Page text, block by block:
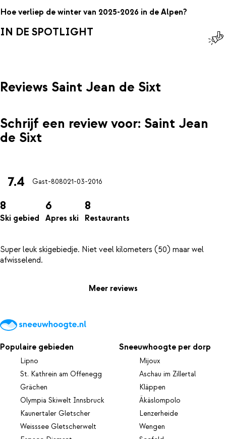
Hoe verliep de winter van 2025-2026 in de Alpen?
IN DE SPOTLIGHT
Reviews Saint Jean de Sixt
Schrijf een review voor: Saint Jean
de Sixt
7.4 Gast-808021-03-2016
8
Ski gebied
6
Apres ski
8
Restaurants
Super leuk skigebiedje. Niet veel kilometers (50) maar wel
Meer reviews
Populaire gebieden
Lipno
St. Kathrein am Offenegg
Grächen
Olympia Skiwelt Innsbruck
Kaunertaler Gletscher
Weisssee Gletscherwelt
Sneeuwhoogte per dorp
Mijoux
Aschau im Zillertal
Kläppen
Äkäslompolo
Lenzerheide
Wengen